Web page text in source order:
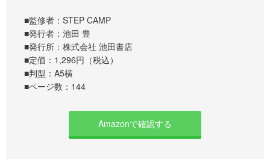
■監修者：STEP CAMP
■発行者：池田 豊
■発行所：株式会社 池田書店
■定価：1,296円（税込）
■判型：A5横
■ページ数：144
Amazonで確認する